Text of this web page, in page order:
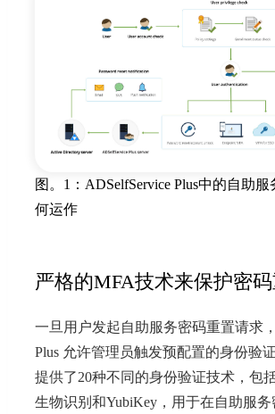
图。1：ADSelfService Plus中的自助
何运作
严格的MFA技术来保护密
一旦用户发起自助服务密码重置请求
Plus 允许管理员触发预配置的身份验
提供了20种不同的身份验证技术，包
生物识别和YubiKey，用于在自助服